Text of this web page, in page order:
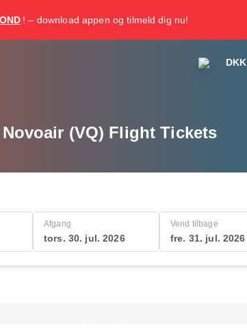
! – download appen og tilmeld dig nu!
DKK
(VQ) Flight Tickets
Afgang
tors. 30. jul. 2026
Vend tilbage
fre. 31. jul. 2026